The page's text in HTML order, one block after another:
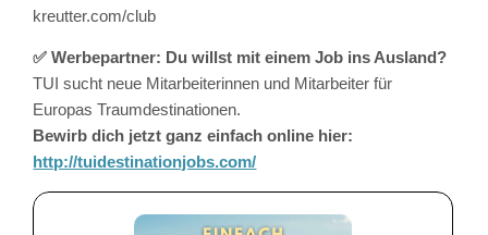
kreutter.com/club
✅ Werbepartner: Du willst mit einem Job ins Ausland?
TUI sucht neue Mitarbeiterinnen und Mitarbeiter für
Europas Traumdestinationen.
Bewirb dich jetzt ganz einfach online hier:
http://tuidestinationjobs.com/